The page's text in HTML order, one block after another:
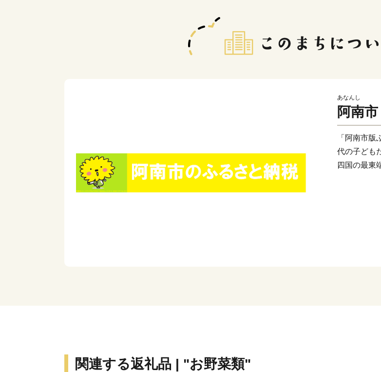
あなんし
阿南市
「阿南市
代の子ども
四国の最東
模で深刻な
い、アクシ
社会づくり
返礼品を
（ESPA）
関連する返礼品 | "お野菜類"